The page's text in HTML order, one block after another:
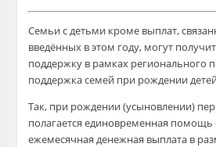
Семьи с детьми кроме выплат,
введённых в этом году, могут
поддержку в рамках регионального
поддержка семей при рождении
Так, при рождении (усыновлении)
полагается единовременная помощь
ежемесячная денежная выплата в